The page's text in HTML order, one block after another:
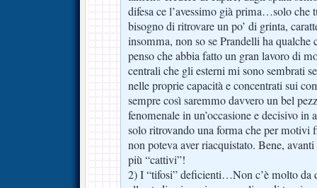
difesa ce l’avessimo già prima…solo che
bisogno di ritrovare un po’ di grinta,
insomma, non so se Prandelli ha qualche
penso che abbia fatto un gran lavoro di
centrali che gli esterni mi sono sembrati
nelle proprie capacità e concentrati sui
sempre così saremmo davvero un bel
fenomenale in un’occasione e decisivo in
solo ritrovando una forma che per motivi
non poteva aver riacquistato. Bene,
più “cattivi”!
2) I “tifosi” deficienti…Non c’è molto da